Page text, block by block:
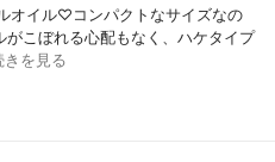
オイル♡コンパクトなサイズなの
こぼれる心配もなく、ハケタイプ
きを見る